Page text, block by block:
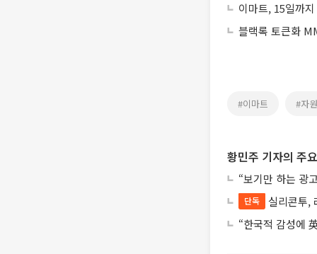
이마트, 15일까
블랙록 토큰화
#이마트 #자
황민주 기자의 주
“보기만 하는 광
단독
실리콘투,
“한국적 감성에